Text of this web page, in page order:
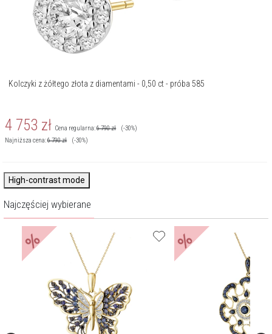
Kolczyki z żółtego złota z diamentami - 0,50 ct - próba 585
4 753 zł Cena regularna:6 790zł
(-30%)
Najniższa cena:6 790zł (-30%)
High-contrast mode
Najczęściej wybierane
% %